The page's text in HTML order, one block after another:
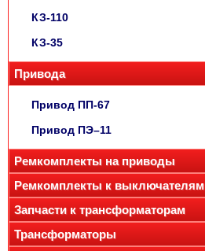
КЗ-110
КЗ-35
Привода
Привод ПП-67
Привод ПЭ–11
Ремкомплекты на приводы
Ремкомплекты к выключателям
Запчасти к трансформаторам
Трансформаторы